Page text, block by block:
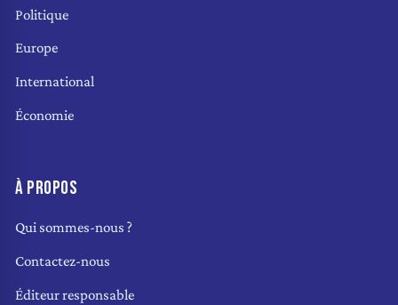
Politique
Europe
International
Économie
À PROPOS
Qui sommes-nous ?
Contactez-nous
Éditeur responsable